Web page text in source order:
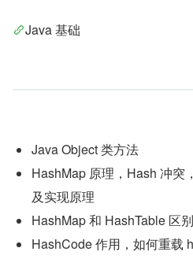
Java 基础
Java Object 类方法
HashMap 原理，Hash 冲突
及实现原理
HashMap 和 HashTable 区别
HashCode 作用，如何重载